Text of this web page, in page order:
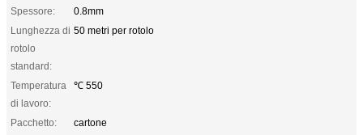
Spessore:
0.8mm
Lunghezza di
rotolo
standard:
50 metri per rotolo
Temperatura
di lavoro:
℃ 550
Pacchetto:
cartone